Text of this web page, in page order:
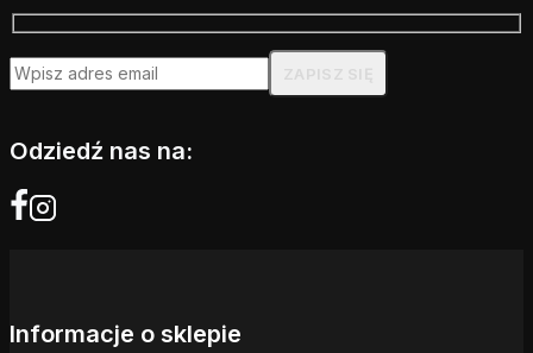
Odziedź nas na:
Informacje o sklepie